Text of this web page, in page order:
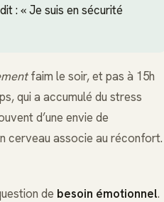
: « Je suis en sécurité
faim le soir, et pas à 15h
qui a accumulé du stress
d’une envie de
cerveau associe au réconfort.
de besoin émotionnel.